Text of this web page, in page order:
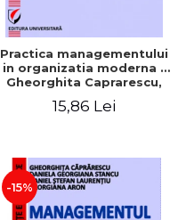
Practica managementului
in organizatia moderna -
Gheorghita Caprarescu,
Georgiana Aron
15,86 Lei
-15%